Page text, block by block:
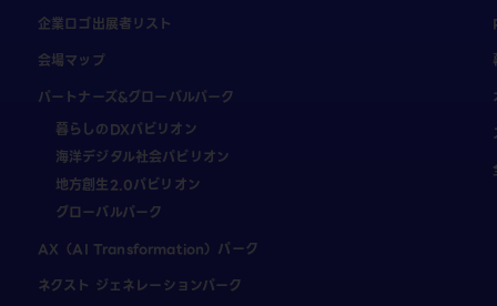
企業ロゴ出展者リスト
会場マップ
パートナーズ&グローバルパーク
暮らしのDXパビリオン
海洋デジタル社会パビリオン
地方創生2.0パビリオン
グローバルパーク
AX（AI Transformation）パーク
ネクスト ジェネレーションパーク